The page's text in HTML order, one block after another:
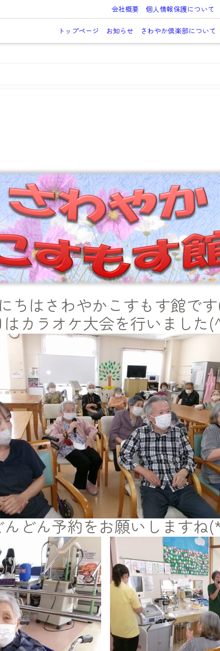
会社概要 個人情報保護について
トップページ お知らせ さわやか倶楽部について
ちはさわやかこすもす館で
はカラオケ大会を行いまし
どん予約をお願いしますね